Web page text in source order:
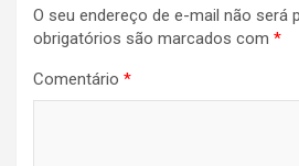
O seu endereço de e-mail não será
obrigatórios são marcados com *
Comentário *